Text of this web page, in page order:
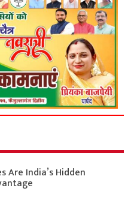
Are India’s Hidden